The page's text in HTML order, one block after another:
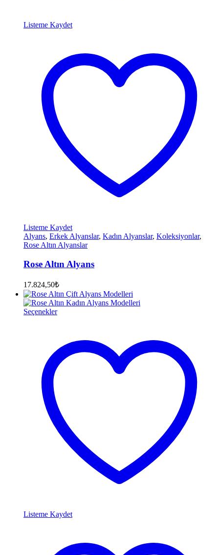
Listeme Kaydet
Listeme Kaydet
Alyans, Erkek Alyanslar, Kadın Alyanslar, Koleksiyonlar,
Rose Altın Alyanslar
Rose Altın Alyans
17.824,50₺
Seçenekler
Listeme Kaydet